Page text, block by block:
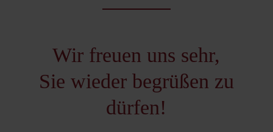
Wir freuen uns sehr,
Sie wieder begrüßen zu
dürfen!